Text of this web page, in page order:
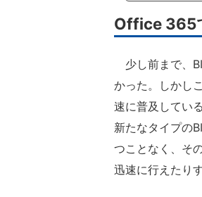
Office 365
少し前まで、
かった。しかし
速に普及してい
新たなタイプの
つことなく、そ
迅速に行えたり